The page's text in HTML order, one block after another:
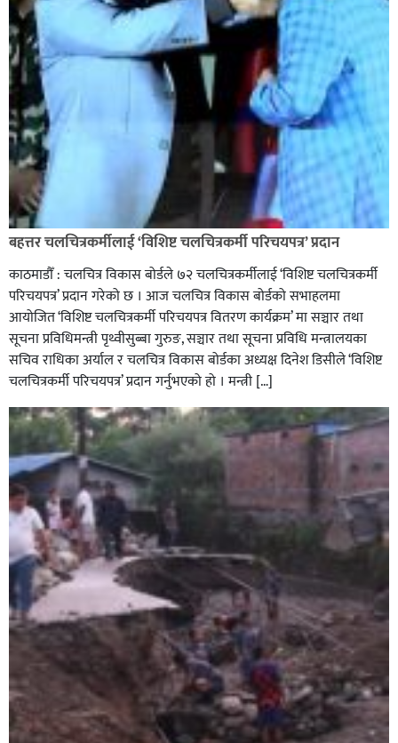
सिराहा-२ मा संजय यादव भिड्ने !
रक्तदान सेवामा जिल्लामै दोस्रो स्थान ल्याएकोमा जनमत नेताद्वय
रेडक्रस सिराहा द्वारा सम्मानित
सिराहाको औरहीमा जेन-जी भेला सम्पन्न
बहत्तर चलचित्रकर्मीलाई ‘विशिष्ट चलचित्रकर्मी परिचयपत्र’ प्रदान
काठमाडौँ : चलचित्र विकास बोर्डले ७२ चलचित्रकर्मीलाई ‘विशिष्ट चलचित्रकर्मी
परिचयपत्र’ प्रदान गरेको छ । आज चलचित्र विकास बोर्डको सभाहलमा
आयोजित ‘विशिष्ट चलचित्रकर्मी परिचयपत्र वितरण कार्यक्रम’ मा सञ्चार तथा
सूचना प्रविधिमन्त्री पृथ्वीसुब्बा गुरुङ, सञ्चार तथा सूचना प्रविधि मन्त्रालयका
सचिव राधिका अर्याल र चलचित्र विकास बोर्डका अध्यक्ष दिनेश डिसीले ‘विशिष्ट
चलचित्रकर्मी परिचयपत्र’ प्रदान गर्नुभएको हो । मन्त्री […]